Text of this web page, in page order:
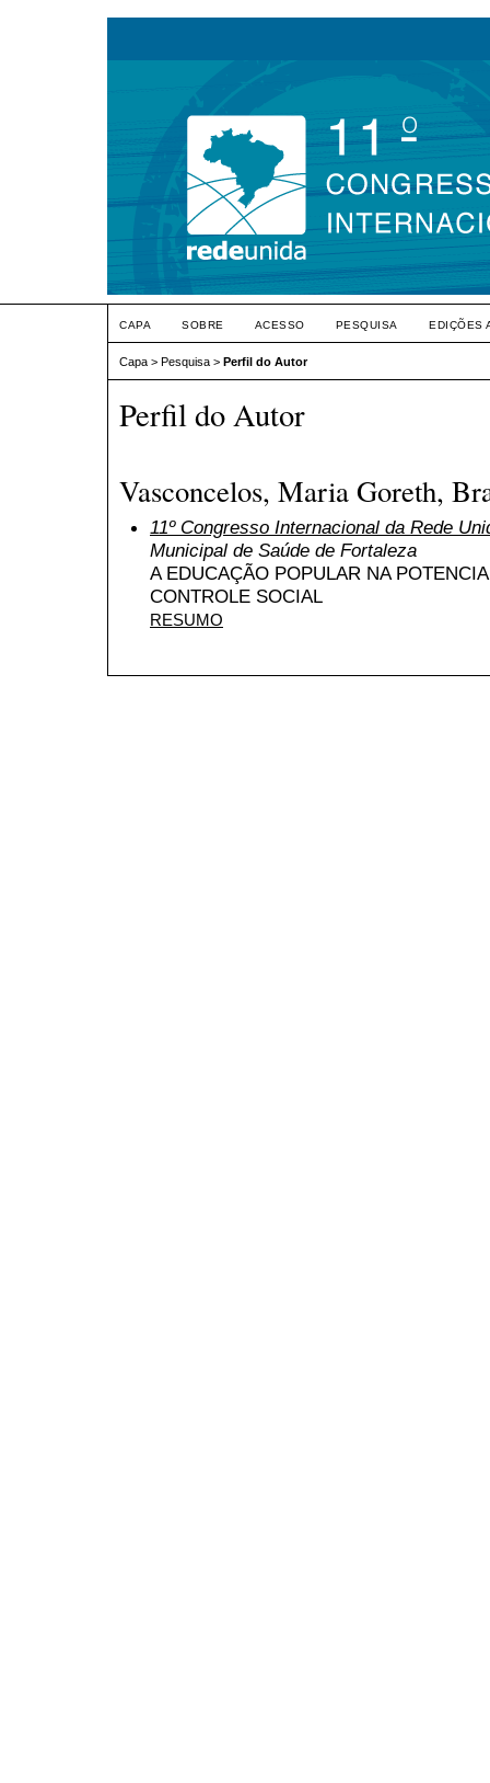
CAPA SOBRE ACESSO PESQUISA EDIÇÕES
Capa > Pesquisa > Perfil do Autor
Perfil do Autor
Vasconcelos, Maria Goreth,
11º Congresso Internacional da Rede
Municipal de Saúde de Fortaleza
A EDUCAÇÃO POPULAR NA
CONTROLE SOCIAL
RESUMO